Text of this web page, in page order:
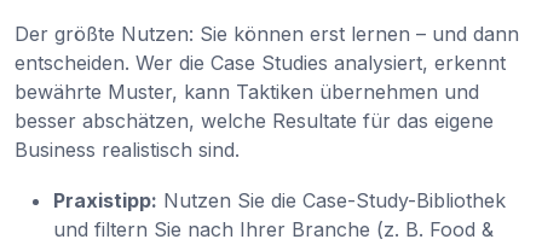
Der größte Nutzen: Sie können erst lernen – und dann
entscheiden. Wer die Case Studies analysiert, erkennt
bewährte Muster, kann Taktiken übernehmen und
besser abschätzen, welche Resultate für das eigene
Business realistisch sind.
Praxistipp: Nutzen Sie die Case-Study-Bibliothek
und filtern Sie nach Ihrer Branche (z. B. Food &